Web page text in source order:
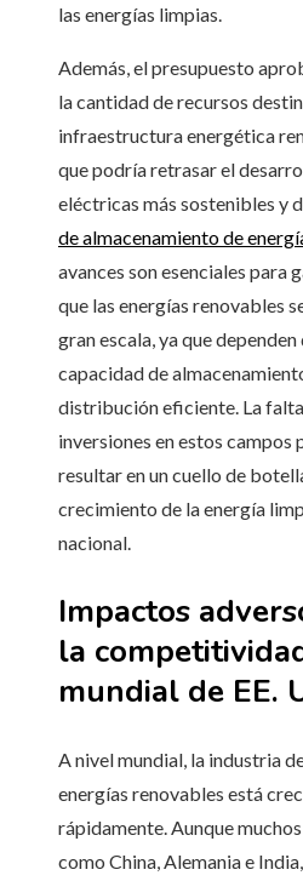
las energías limpias.
Además, el presupuesto
la cantidad de recursos
infraestructura energética
que podría retrasar el
eléctricas más sostenibles y
de almacenamiento de
avances son esenciales para
que las energías renovables
gran escala, ya que dependen
capacidad de
distribución eficiente. La
inversiones en estos campos
resultar en un cuello de
crecimiento de la energía
nacional.
Impactos
la
mundial de EE.
A nivel mundial, la industria
energías renovables está
rápidamente. Aunque muchos
como China, Alemania e